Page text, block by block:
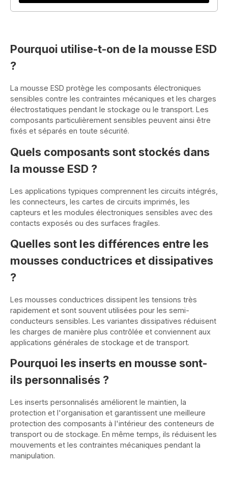
Pourquoi utilise-t-on de la mousse ESD
?
La mousse ESD protège les composants électroniques
sensibles contre les contraintes mécaniques et les charges
électrostatiques pendant le stockage ou le transport. Les
composants particulièrement sensibles peuvent ainsi être
fixés et séparés en toute sécurité.
Quels composants sont stockés dans
la mousse ESD ?
Les applications typiques comprennent les circuits intégrés,
les connecteurs, les cartes de circuits imprimés, les
capteurs et les modules électroniques sensibles avec des
contacts exposés ou des surfaces fragiles.
Quelles sont les différences entre les
mousses conductrices et dissipatives
?
Les mousses conductrices dissipent les tensions très
rapidement et sont souvent utilisées pour les semi-
conducteurs sensibles. Les variantes dissipatives réduisent
les charges de manière plus contrôlée et conviennent aux
applications générales de stockage et de transport.
Pourquoi les inserts en mousse sont-
ils personnalisés ?
Les inserts personnalisés améliorent le maintien, la
protection et l'organisation et garantissent une meilleure
protection des composants à l'intérieur des conteneurs de
transport ou de stockage. En même temps, ils réduisent les
mouvements et les contraintes mécaniques pendant la
manipulation.